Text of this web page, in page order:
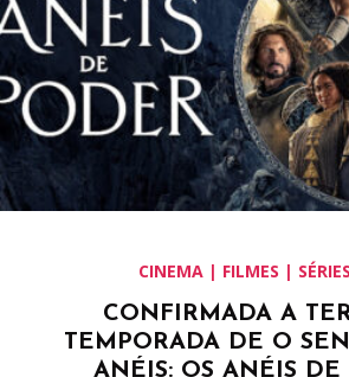
CINEMA | FILMES |
CONFIRMADA A
TEMPORADA DE O
ANÉIS: OS ANÉIS DE